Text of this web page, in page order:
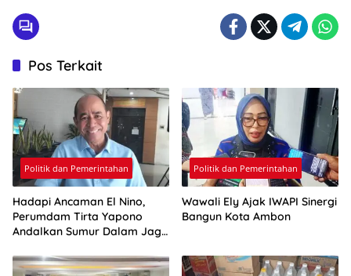
Pos Terkait
Politik dan Pemerintahan
Hadapi Ancaman El Nino,
Perumdam Tirta Yapono
Andalkan Sumur Dalam Jaga
Politik dan Pemerintahan
Wawali Ely Ajak IWAPI Sinergi
Bangun Kota Ambon